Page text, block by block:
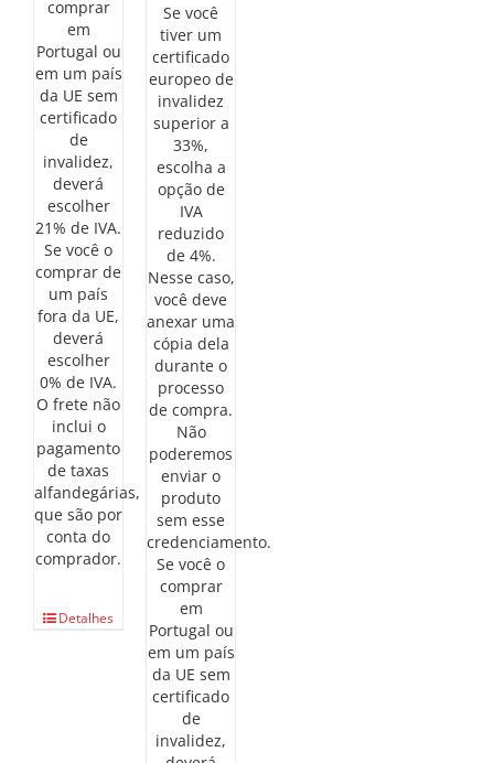
comprar
em
Portugal ou
em um país
da UE sem
certificado
de
invalidez,
deverá
escolher
21% de IVA.
Se você o
comprar de
um país
fora da UE,
deverá
escolher
0% de IVA.
O frete não
inclui o
pagamento
de taxas
alfandegárias,
que são por
conta do
comprador.
Detalhes
Se você
tiver um
certificado
europeo de
invalidez
superior a
33%,
escolha a
opção de
IVA
reduzido
de 4%.
Nesse caso,
você deve
anexar uma
cópia dela
durante o
processo
de compra.
Não
poderemos
enviar o
produto
sem esse
credenciamento.
Se você o
comprar
em
Portugal ou
em um país
da UE sem
certificado
de
invalidez,